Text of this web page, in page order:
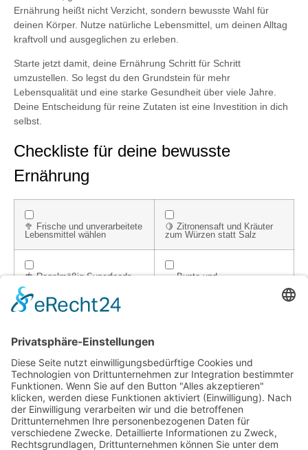
Ernährung heißt nicht Verzicht, sondern bewusste Wahl für
deinen Körper. Nutze natürliche Lebensmittel, um deinen Alltag
kraftvoll und ausgeglichen zu erleben.
Starte jetzt damit, deine Ernährung Schritt für Schritt
umzustellen. So legst du den Grundstein für mehr
Lebensqualität und eine starke Gesundheit über viele Jahre.
Deine Entscheidung für reine Zutaten ist eine Investition in dich
selbst.
Checkliste für deine bewusste
Ernährung
🥦 Frische und unverarbeitete
Lebensmittel wählen
🍋 Zitronensaft und Kräuter
zum Würzen statt Salz
🍓 Regelmäßig Superfoods
Beeren integrieren
🥗 Bunte und
trinken und zuckerhaltige
Getränke vermeiden
Hinweis: Bilder wurden mithilfe künstlicher Intelligenz
erzeugt.